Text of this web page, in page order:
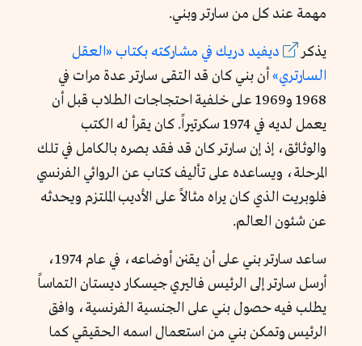
مهمة عند كل من سارتر وبني.
يذكر ديفيد دريك في مشاركته بكتاب «العقل
السارتري» أن بني كان قد التقى سارتر عدة مرات في
1968 و1969 على خلفية احتجاجات الطلاب قبل أن
يعمل لديه في 1974 سكرتيراً. كان يقرأ له الكتب
والوثائق، إذ إن سارتر كان قد فقد بصره بالكامل في تلك
المرحلة، ويساعده على تأليف كتاب عن الروائي الفرنسي
فلوبريت الذي كان يراه مثالاً على الأديب الملتزم ويحدثه
عن شئون العالم.
ساعد سارتر بني على أن يقنن أوضاعه، في عام 1974،
أرسل سارتر إلى الرئيس فاليري جيسكار ديستان التماساً
يطلب فيه حصول بني على الجنسية الفرنسية، وافق
الرئيس وتمكن بني من استعمال اسمه الحقيقي كما